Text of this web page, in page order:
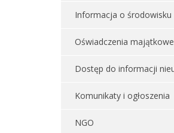
Informacja o środowisku
Oświadczenia majątkowe
Dostęp do informacji
Komunikaty i ogłoszenia
NGO